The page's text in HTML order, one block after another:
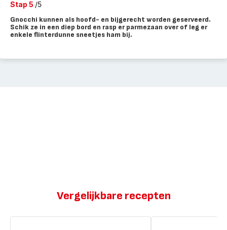
Stap 5 /5
Gnocchi kunnen als hoofd- en bijgerecht worden geserveerd.
Schik ze in een diep bord en rasp er parmezaan over of leg er
enkele flinterdunne sneetjes ham bij.
Vergelijkbare recepten